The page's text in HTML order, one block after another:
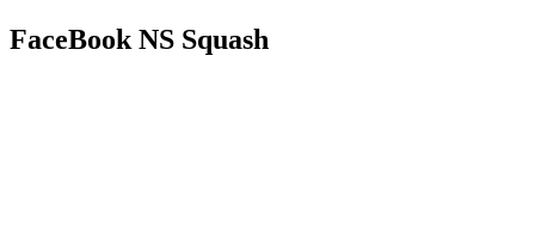
FaceBook NS Squash